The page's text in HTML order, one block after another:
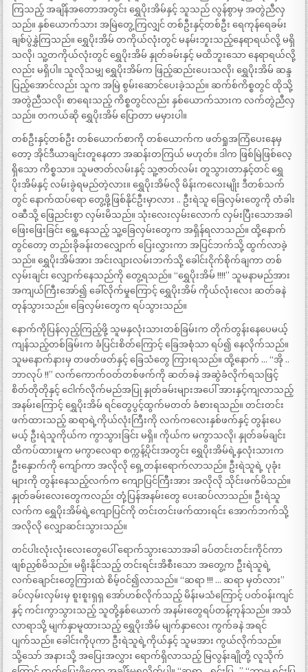
ကြသည့် အချိန်အတောအတွင်း ရွှေပိုးအိမ်နှင့် သူသည် လွန်စွာမှ အတွဲညီလှ
သည်။ နှစ်ယောက်သား အမြဲတွေ့ကြလျှင် တစ်ဦးနှင့်တစ်ဦး ရေကုန်ရေခမ်း
ချစ်ပွဲနွှဲကြသည်။ ရွှေပိုးအိမ် တကိုယ်လုံးတွင် မနမ်းဘူးသည့်နေရာရယ်လို့ မရှိ
သလို၊ သူ့တကိုယ်လုံးတွင် ရွှေပိုးအိမ် နှုတ်ခမ်းနှင့် မထိဘူးသော နေရာရယ်လို့
လည်း မရှိပါ။ သူလိုသမျှ ရွှေပိုးအိမ်က ဖြည့်ဆည်းပေးသလို၊ ရွှေပိုးအိမ် ဆန္ဒ
ပြည့်အောင်လည်း သူက အမြဲ စွမ်းဆောင်ပေးခဲ့သည်။ ဆက်စ်ကိစ္စတွင် ထိုသို့
အတွဲညီသလို၊ စာရေးသည့် ကိစ္စတွင်လည်း နှစ်ယောက်သားက လက်တွဲညီလှ
သည်။ တကယ်ဆို ရွှေပိုးအိမ် ပြောတာ မမှားပါ။
တစ်ဦးနှင့်တစ်ဦး တစ်ယောက်စာကို တစ်ယောက်က ဖတ်ရှုအကြံပေးနေမှ
တော့ အိုင်ဒီယာချင်းတူနေတာ အဆန်းတကြယ် မဟုတ်။ ဒါက ဖြစ်မြဲဖြစ်လေ့
ရှိသော ကိစ္စသာ။ သူမဇာတ်လမ်းနှင့် သူ့ဇာတ်လမ်း တူသွားတာနှင့်တင် ရွှေ
ပိုးအိမ်နှင့် လမ်းခွဲရမည်တဲ့လား။ ရွှေပိုးအိမ်လို မိန်းကလေးမျိုး ဒီတစ်သက်
တွင် နောက်ထပ်ရော တွေ့ဖို့ဖြစ်နိုင်ဦးမှာလား .. ဦးရဲသူ ခြေလှမ်းတွေကို တံခါး
ဝဆီသို့ ဖြေညင်းစွာ လှမ်းမိသည်။ သုံးလေးလှမ်းလောက် လှမ်းပြီးသောအခါ
ဖြေးဖြေးခြင်း ရွေ့နေသည့် သူ့ခြေလှမ်းတွေက အရှိန်ရလာသည်။ ထို့နောက်
တွင်တော့ တည်းခိုခန်းတလျှောက် ပြေးလွှားကာ အပြင်ဘက်သို့ ထွက်လာခဲ့
သည်။ ရွှေပိုးအိမ်အား အင်းလျားလမ်းဘက်သို့ ခေါင်းငိုက်စိုက်ချကာ တစ်
လှမ်းချင်း လျှောက်နေသည်ကို တွေ့ရသည်။ “ရွှေပိုးအိမ် !!!!” သူမနာမည်အား
အကျယ်ကြီးအော်၍ ခေါ်လိုက်မှုကြောင့် ရွှေပိုးအိမ် ကိုယ်လုံးလေး ဆတ်ခနဲ
တုန်သွားသည်။ ခြေလှမ်းတွေက ရပ်သွားသည်။
နောက်ကိုပြန်လှည့်ကြည့်ဖို့ သူမနှလုံးသားတစ်ခြမ်းက တိုက်တွန်းနေပေမယ့်
ကျန်သည့်တစ်ခြမ်းက ခံပြင်းစိတ်ကြောင့် ခြေအစုံသာ ရပ်၍ နေလိုက်သည်။
သူမနောက်နားမှ တဖတ်ဖတ်နှင့် ခြေသံတွေ ကြားရသည်။ ထို့နောက် … “အို ..
ဘာလုပ် !!” လက်ကောက်ဝတ်တစ်ဖက်ကို ဆတ်ခနဲ အဆွဲခံလိုက်ရသဖြင့်
စိတ်တိုတိုနှင့် ငေါက်လိုက်မည်အပြု နှုတ်ခမ်းများအပေါ် အားနှင့်ကျလာသည့်
အနမ်းကြောင့် ရွှေပိုးအိမ် ရင်တွေပွင့်ထွက်မတတ် ခံစားရသည်။ တင်းတင်း
ဖက်ထားသည့် ဆရာရဲ့ကိုယ်လုံးကြီးကို လက်ကလေးနှစ်ဖက်နှင့် တွန်းပေ
မယ့် ဦးရဲသူကိုယ်က ကွာသွားခြင်း မရှိ။ ကိုယ်က မကွာသလို၊ နှုတ်ခမ်ချင်း
ထိကပ်ထားမှုက မကွာလေရာ စက္ကန့်ပိုင်းအတွင်း ရွှေပိုးအိမ်ရဲ့နှလုံးသားက
ဦးနှောက်ကို ကျော်ကာ အလိုလို ရှေ့တန်းရောက်လာသည်။ ဦးရဲသူရဲ့ ပုခုံး
များကို တွန်းနေသည့်လက်က ကျောပြင်ကြီးအား အလိုလို သိုင်းဖက်မိသည်။
နှုတ်ခမ်းလေးတွေကလည်း တုံ့ပြန်အနမ်းတွေ ပေးဆပ်လာသည်။ ဦးရဲသူ
လက်က ရွှေပိုးအိမ်ရဲ့ကျောပြင်ကို တင်းတင်းဖက်ထားရင်း အောက်ဘက်သို့
အလိုလို လျှောဆင်းသွားသည်။
တင်ပါးလုံးလုံးလေးတွေပေါ် ရောက်သွားသောအခါ ခပ်တင်းတင်းကိုင်ကာ
ဖျစ်ညှစ်မိသည်။ မရိုးနိုင်သည့် တင်းရင်းအိစီးသော အတွေ့က ဦးရဲသူရဲ့
လက်ချောင်းတွေကြားထဲ စိမ့်ဝင်၍လာသည်။ “ဆရာ !!! … ဆရာ မှတ်လား”
ခပ်လှမ်းလှမ်းမှ စူးစူးရှရှ အော်ဟစ်လိုက်သည့် မိန်းမသံကြောင့် ပတ်ဝန်းကျင်
နှင့် ကင်းကွာသွားသည့် သူတို့နှစ်ယောက် အနမ်းတွေရပ်တန့်ကုန်သည်။ အသံ
လာရာသို့ မျက်နှာမူထားသည့် ရွှေပိုးအိမ် မျက်နှာလေး ကွက်ခနဲ အရင်
ပျက်သည်။ ခေါင်းကိုပုကာ ဦးရဲသူရဲ့ကိုယ်နှင့် သူမအား ကွယ်လိုက်သည်။
သို့သော် အနားသို့ အပြေးအလွှား ရောက်ရှိလာသည့် မြလွန်းချိုတို့ လူသိုက်